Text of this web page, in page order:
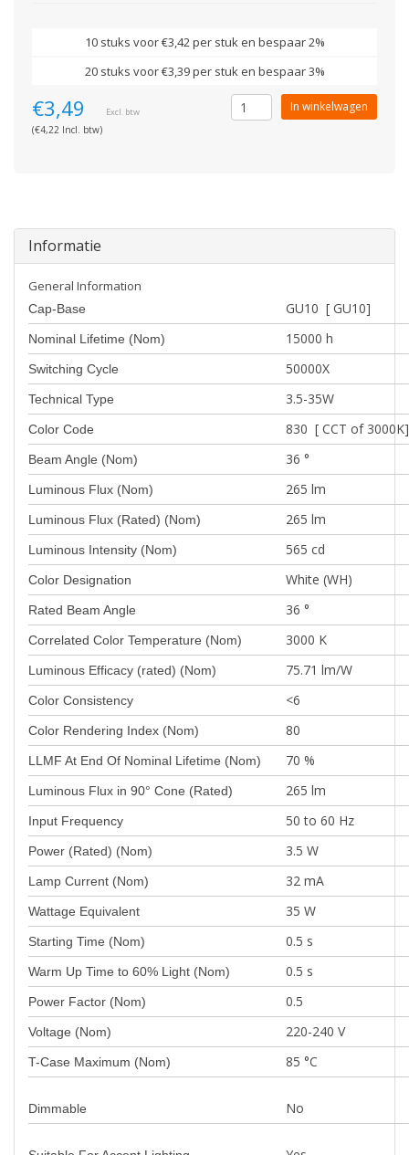
10 stuks voor €3,42 per stuk en bespaar 2%
20 stuks voor €3,39 per stuk en bespaar 3%
€3,49 Excl. btw
(€4,22 Incl. btw)
In winkelwagen
Informatie
General Information
Cap-Base GU10 [ GU10]
Nominal Lifetime (Nom) 15000 h
Switching Cycle 50000X
Technical Type 3.5-35W
Color Code 830 [ CCT of 3000K]
Beam Angle (Nom) 36 °
Luminous Flux (Nom) 265 lm
Luminous Flux (Rated) (Nom) 265 lm
Luminous Intensity (Nom) 565 cd
Color Designation White (WH)
Rated Beam Angle 36 °
Correlated Color Temperature (Nom) 3000 K
Luminous Efficacy (rated) (Nom) 75.71 lm/W
Color Consistency <6
Color Rendering Index (Nom) 80
LLMF At End Of Nominal Lifetime (Nom) 70 %
Luminous Flux in 90° Cone (Rated) 265 lm
Input Frequency 50 to 60 Hz
Power (Rated) (Nom) 3.5 W
Lamp Current (Nom) 32 mA
Wattage Equivalent 35 W
Starting Time (Nom) 0.5 s
Warm Up Time to 60% Light (Nom) 0.5 s
Power Factor (Nom) 0.5
Voltage (Nom) 220-240 V
T-Case Maximum (Nom) 85 °C
Dimmable No